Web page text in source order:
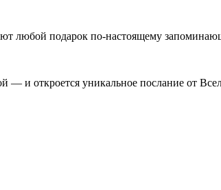
любой подарок по-настоящему
— и откроется уникальное послание от